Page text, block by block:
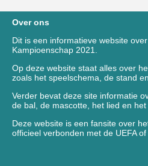
Over ons
Dit is een informatieve website
Kampioenschap 2021.
Op deze website staat alles over
zoals het speelschema, de stand
Verder bevat deze site informatie
de bal, de mascotte, het lied en het
Deze website is een fansite over
officieel verbonden met de UEFA of